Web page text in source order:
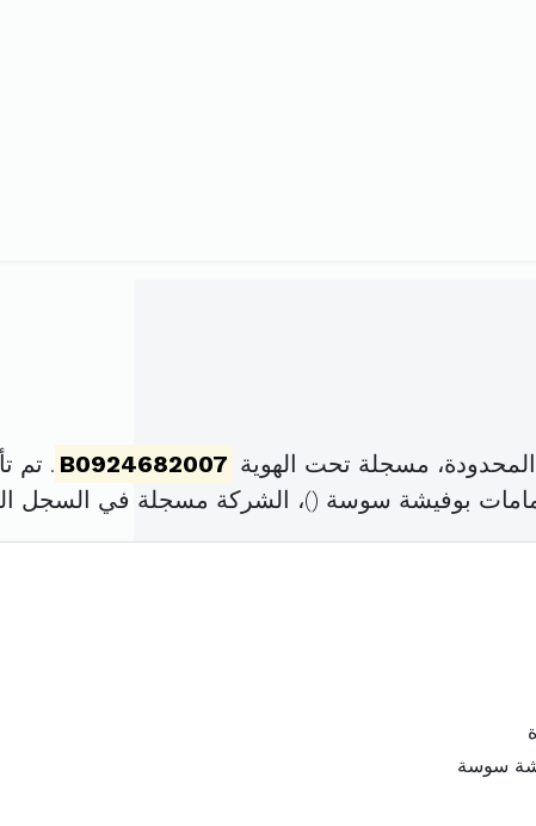
مسجلة تحت الهوية B0924682007 . تم تأسيسها
بوفيشة سوسة ()، الشركة مسجلة في السجل
سوسة